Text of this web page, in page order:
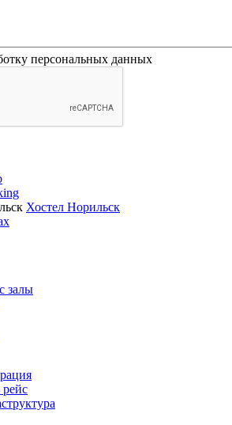
персональных данных
Хостел Норильск
залы
рейс